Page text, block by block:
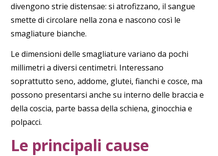
divengonostrie distensae: si atrofizzano, il sangue
smette di circolare nella zona e nascono così le
smagliature bianche.
Le dimensioni delle smagliature variano da pochi
millimetri a diversi centimetri. Interessano
soprattuttoseno, addome, glutei, fianchi e cosce, ma
possono presentarsi anche su interno delle braccia e
della coscia, parte bassa della schiena, ginocchia e
polpacci.
Le principali cause